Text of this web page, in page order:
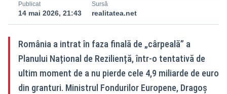
Publicat
14 mai 2026, 21:43
Sursă
realitatea.net
România a intrat în faza finală de „cârpeală” a
Planului Național de Reziliență, într-o tentativă de
ultim moment de a nu pierde cele 4,9 miliarde de euro
din granturi. Ministrul Fondurilor Europene, Dragoș